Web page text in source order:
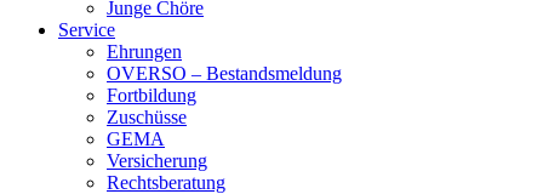
Junge Chöre
Service
Ehrungen
OVERSO – Bestandsmeldung
Fortbildung
Zuschüsse
GEMA
Versicherung
Rechtsberatung